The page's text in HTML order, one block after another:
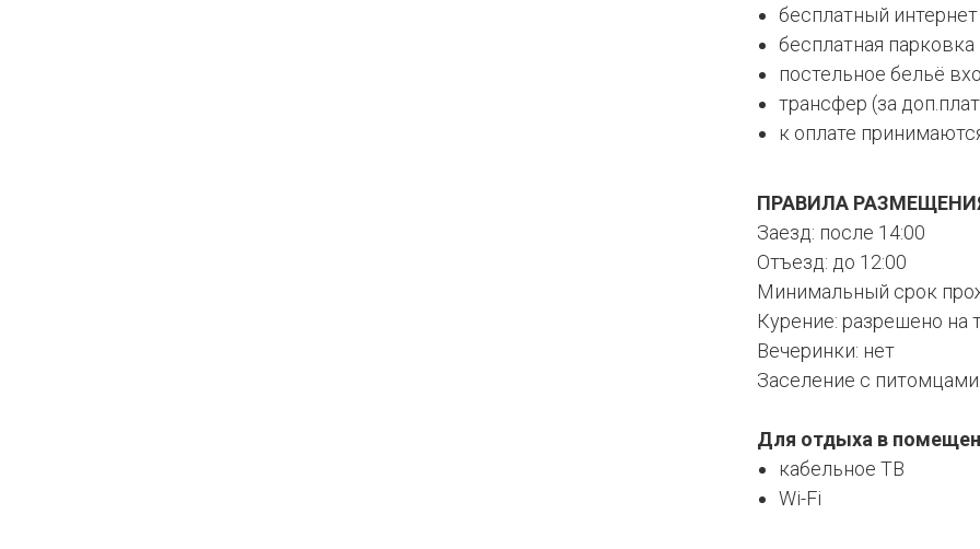
бесплатный интернет
бесплатная парковка
постельное бельё
трансфер (за
к оплате
ПРАВИЛА
Заезд: после 14:00
Отъезд: до 12:00
Минимальный срок
Курение: разрешено на
Вечеринки: нет
Заселение с
Для отдыха в
кабельное ТВ
Wi-Fi